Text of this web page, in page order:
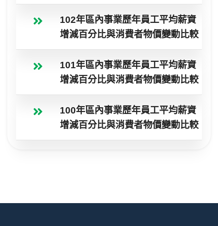
102年區內事業歷年員工平均薪資
增減百分比與消費者物價變動比較
101年區內事業歷年員工平均薪資
增減百分比與消費者物價變動比較
100年區內事業歷年員工平均薪資
增減百分比與消費者物價變動比較